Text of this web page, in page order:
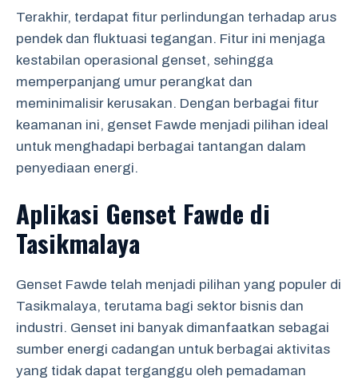
Terakhir, terdapat fitur perlindungan terhadap arus
pendek dan fluktuasi tegangan. Fitur ini menjaga
kestabilan operasional genset, sehingga
memperpanjang umur perangkat dan
meminimalisir kerusakan. Dengan berbagai fitur
keamanan ini, genset Fawde menjadi pilihan ideal
untuk menghadapi berbagai tantangan dalam
penyediaan energi.
Aplikasi Genset Fawde di
Tasikmalaya
Genset Fawde telah menjadi pilihan yang populer di
Tasikmalaya, terutama bagi sektor bisnis dan
industri. Genset ini banyak dimanfaatkan sebagai
sumber energi cadangan untuk berbagai aktivitas
yang tidak dapat terganggu oleh pemadaman